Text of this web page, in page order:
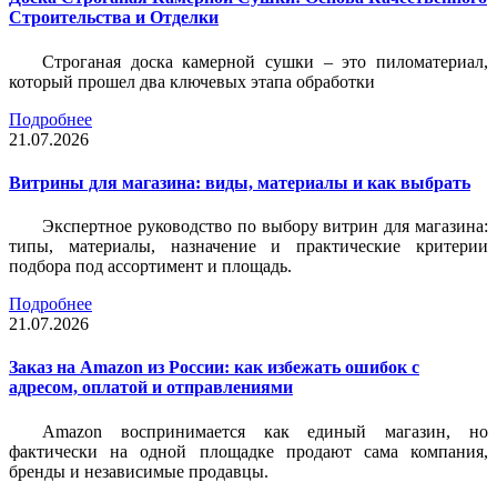
Строительства и Отделки
Строганая доска камерной сушки – это пиломатериал,
который прошел два ключевых этапа обработки
Подробнее
21.07.2026
Витрины для магазина: виды, материалы и как выбрать
Экспертное руководство по выбору витрин для магазина:
типы, материалы, назначение и практические критерии
подбора под ассортимент и площадь.
Подробнее
21.07.2026
Заказ на Amazon из России: как избежать ошибок с
адресом, оплатой и отправлениями
Amazon воспринимается как единый магазин, но
фактически на одной площадке продают сама компания,
бренды и независимые продавцы.